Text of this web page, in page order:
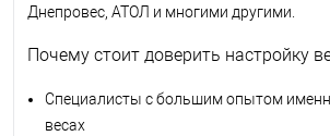
Днепровес, АТОЛ и многими другими.
Почему стоит доверить настройку
Специалисты с большим опытом
весах